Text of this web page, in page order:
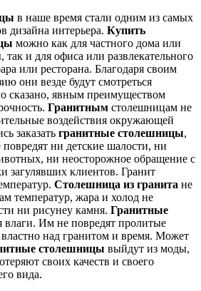
в наше время стали одним из самых
дизайна интерьера. Купить
можно как для частного дома или
и для офиса или развлекательного
или ресторана. Благодаря своим
они везде будут смотреться
сказано, явным преимуществом
Гранитным столешницам не
воздействия окружающей
заказать гранитные столешницы,
ни детские шалости, ни
ни неосторожное обращение с
загулявших клиентов. Гранит
Столешница из гранита не
температур, жара и холод не
ни рисунеу камня. Гранитные
влаги. Им не повредят пролитые
над гранитом и время. Может
столешницы выйдут из моды,
своих качеств и своего
вида.